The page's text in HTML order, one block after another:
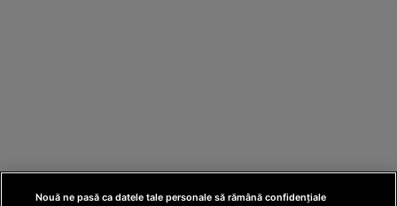
Nouă ne pasă ca datele tale personale să rămână confidențiale